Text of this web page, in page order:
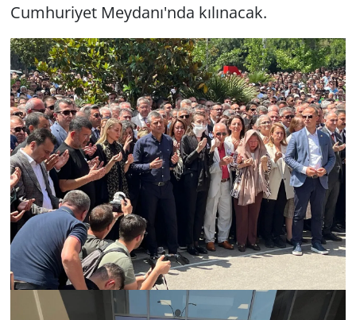
Cumhuriyet Meydanı'nda kılınacak.